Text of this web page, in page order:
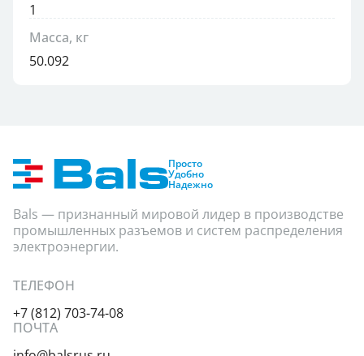
1
Масса, кг
50.092
Просто
Удобно
Надежно
Bals — признанный мировой лидер в производстве
промышленных разъемов и систем распределения
электроэнергии.
ТЕЛЕФОН
+7 (812) 703-74-08
ПОЧТА